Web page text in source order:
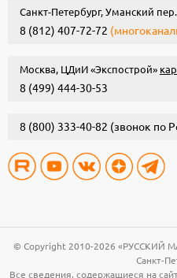
Санкт-Петербург, Уманский
8 (812) 407-72-72
Москва, ЦДиИ «Экспострой»
8 (499) 444-30-53
8 (800) 333-40-82 (звонок по
© Copyright 2010-2026 «РУССКИЙ
Санкт-
Все сведения, содержащиеся на